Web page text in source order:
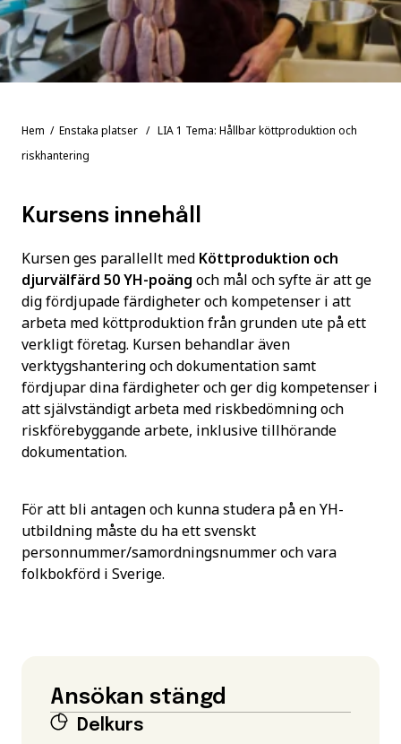
Hem / Enstaka platser / LIA 1 Tema: Hållbar köttproduktion och
riskhantering
Kursens innehåll
Kursen ges parallellt med Köttproduktion och
djurvälfärd 50 YH-poäng och mål och syfte är att ge
dig fördjupade färdigheter och kompetenser i att
arbeta med köttproduktion från grunden ute på ett
verkligt företag. Kursen behandlar även
verktygshantering och dokumentation samt
fördjupar dina färdigheter och ger dig kompetenser i
att självständigt arbeta med riskbedömning och
riskförebyggande arbete, inklusive tillhörande
dokumentation.
För att bli antagen och kunna studera på en YH-
utbildning måste du ha ett svenskt
personnummer/samordningsnummer och vara
folkbokförd i Sverige.
Ansökan stängd
Delkurs